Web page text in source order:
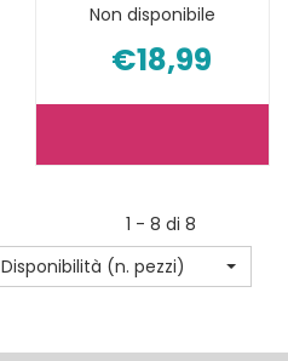
Non disponibile
€18,99
SAGOMATO
SUPER
30PZ NON
DISPONIBILE
1 - 8 di 8
Disponibilità (n. pezzi)